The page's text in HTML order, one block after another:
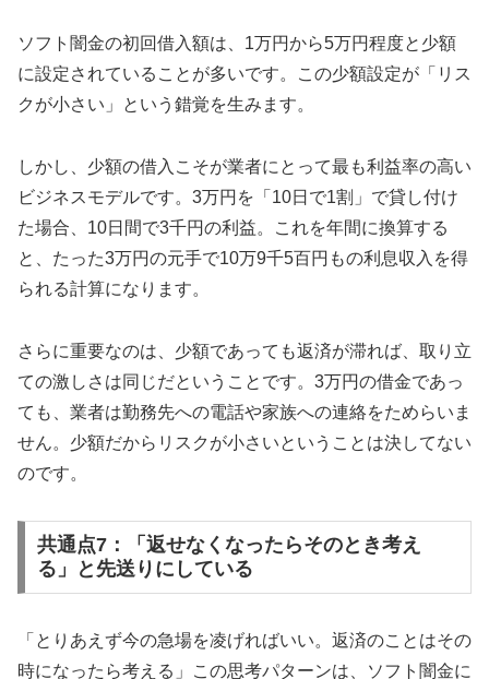
ソフト闇金の初回借入額は、1万円から5万円程度と少額
に設定されていることが多いです。この少額設定が「リス
クが小さい」という錯覚を生みます。
しかし、少額の借入こそが業者にとって最も利益率の高い
ビジネスモデルです。3万円を「10日で1割」で貸し付け
た場合、10日間で3千円の利益。これを年間に換算する
と、たった3万円の元手で10万9千5百円もの利息収入を得
られる計算になります。
さらに重要なのは、少額であっても返済が滞れば、取り立
ての激しさは同じだということです。3万円の借金であっ
ても、業者は勤務先への電話や家族への連絡をためらいま
せん。少額だからリスクが小さいということは決してない
のです。
共通点7：「返せなくなったらそのとき考え
る」と先送りにしている
「とりあえず今の急場を凌げればいい。返済のことはその
時になったら考える」この思考パターンは、ソフト闇金に